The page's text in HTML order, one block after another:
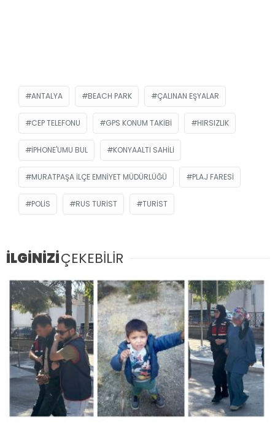
ANTALYA BEACH PARK ÇALINAN EŞYALAR
CEP TELEFONU GPS KONUM TAKIBI HIRSIZLIK
IPHONE'UMU BUL KONYAALTI SAHILI
MURATPAŞA İLÇE EMNIYET MÜDÜRLÜĞÜ PLAJ FARESI
POLIS RUS TURIST TURIST
İLGİNİZİÇEKEBİLİR